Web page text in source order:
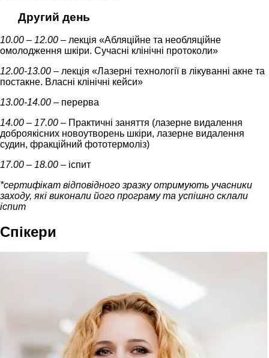
Другий день
10.00 – 12.00 – лекція «Абляційне та необляційне
омолодження шкіри. Сучасні клінічні протоколи»
12.00-13.00 – лекція «Лазерні технології в лікуванні акне та
постакне. Власні клінічні кейси»
13.00-14.00 – перерва
14.00 – 17.00 – Практичні заняття (лазерне видалення
доброякісних новоутворень шкіри, лазерне видалення
судин, фракційний фототермоліз)
17.00 – 18.00 – іспит
*сертифікат відповідного зразку отримують учасники
заходу, які виконали його програму та успішно склали
іспит
Спікери